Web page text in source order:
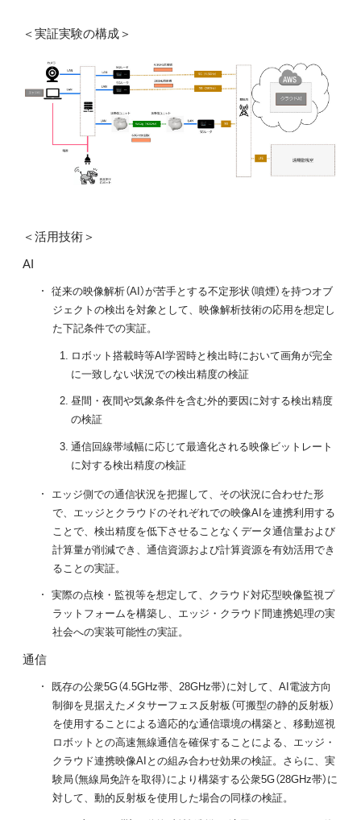
＜実証実験の構成＞
＜活用技術＞
AI
従来の映像解析（AI）が苦手とする不定形状（噴煙）を持つオブ
ジェクトの検出を対象として、映像解析技術の応用を想定し
た下記条件での実証。
ロボット搭載時等AI学習時と検出時において画角が完全
に一致しない状況での検出精度の検証
昼間・夜間や気象条件を含む外的要因に対する検出精度
の検証
通信回線帯域幅に応じて最適化される映像ビットレート
に対する検出精度の検証
エッジ側での通信状況を把握して、その状況に合わせた形
で、エッジとクラウドのそれぞれでの映像AIを連携利用する
ことで、検出精度を低下させることなくデータ通信量および
計算量が削減でき、通信資源および計算資源を有効活用でき
ることの実証。
実際の点検・監視等を想定して、クラウド対応型映像監視プ
ラットフォームを構築し、エッジ・クラウド間連携処理の実
社会への実装可能性の実証。
通信
既存の公衆5G（4.5GHz帯、28GHz帯）に対して、AI電波方向
制御を見据えたメタサーフェス反射板（可搬型の静的反射板）
を使用することによる適応的な通信環境の構築と、移動巡視
ロボットとの高速無線通信を確保することによる、エッジ・
クラウド連携映像AIとの組み合わせ効果の検証。さらに、実
験局（無線局免許を取得）により構築する公衆5G（28GHz帯）に
対して、動的反射板を使用した場合の同様の検証。